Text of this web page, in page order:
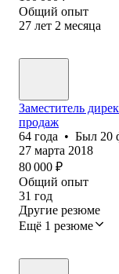
Общий опыт
27 лет 2 месяца
Заместитель
продаж
64 года • Был 20
27 марта 2018
80 000 ₽
Общий опыт
31 год
Другие резюме
Ещё 1 резюме